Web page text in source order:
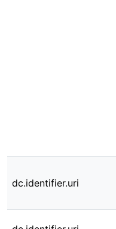
dc.identifier.uri